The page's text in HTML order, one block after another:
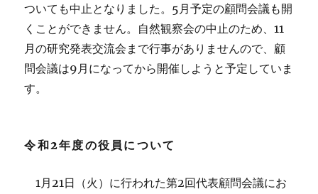
ついても中止となりました。5月予定の顧問会議も開
くことができません。自然観察会の中止のため、11
月の研究発表交流会まで行事がありませんので、顧
問会議は9月になってから開催しようと予定していま
す。
令和2年度の役員について
1月21日（火）に行われた第2回代表顧問会議にお